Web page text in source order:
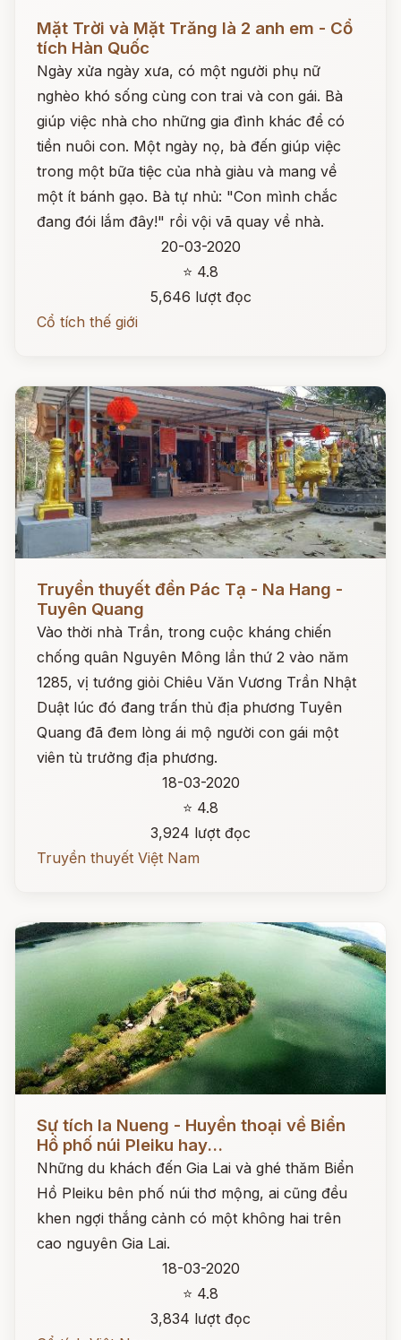
Mặt Trời và Mặt Trăng là 2 anh em - Cổ
tích Hàn Quốc
Ngày xửa ngày xưa, có một người phụ nữ
nghèo khó sống cùng con trai và con gái. Bà
giúp việc nhà cho những gia đình khác để có
tiền nuôi con. Một ngày nọ, bà đến giúp việc
trong một bữa tiệc của nhà giàu và mang về
một ít bánh gạo. Bà tự nhủ: "Con mình chắc
đang đói lắm đây!" rồi vội vã quay về nhà.
20-03-2020
⭐ 4.8
5,646 lượt đọc
Cổ tích thế giới
Đọc ngay
Truyền thuyết đền Pác Tạ - Na Hang -
Tuyên Quang
Vào thời nhà Trần, trong cuộc kháng chiến
chống quân Nguyên Mông lần thứ 2 vào năm
1285, vị tướng giỏi Chiêu Văn Vương Trần Nhật
Duật lúc đó đang trấn thủ địa phương Tuyên
Quang đã đem lòng ái mộ người con gái một
viên tù trưởng địa phương.
18-03-2020
⭐ 4.8
3,924 lượt đọc
Truyền thuyết Việt Nam
Sự tích Ia Nueng - Huyền thoại về Biển
Hồ phố núi Pleiku hay...
Những du khách đến Gia Lai và ghé thăm Biển
Hồ Pleiku bên phố núi thơ mộng, ai cũng đều
khen ngợi thắng cảnh có một không hai trên
cao nguyên Gia Lai.
18-03-2020
⭐ 4.8
3,834 lượt đọc